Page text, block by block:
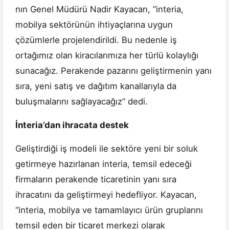
nın Genel Müdürü Nadir Kayacan, “interia,
mobilya sektörünün ihtiyaçlarına uygun
çözümlerle projelendirildi. Bu nedenle iş
ortağımız olan kiracılarımıza her türlü kolaylığı
sunacağız. Perakende pazarını geliştirmenin yanı
sıra, yeni satış ve dağıtım kanallarıyla da
buluşmalarını sağlayacağız” dedi.
İnteria’dan ihracata destek
Geliştirdiği iş modeli ile sektöre yeni bir soluk
getirmeye hazırlanan interia, temsil edeceği
firmaların perakende ticaretinin yanı sıra
ihracatını da geliştirmeyi hedefliyor. Kayacan,
“interia, mobilya ve tamamlayıcı ürün gruplarını
temsil eden bir ticaret merkezi olarak